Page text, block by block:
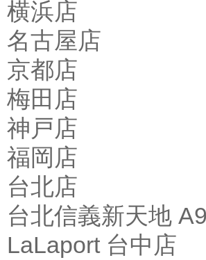
横浜店
名古屋店
京都店
梅田店
神戸店
福岡店
台北店
台北信義新天地
LaLaport 台中店